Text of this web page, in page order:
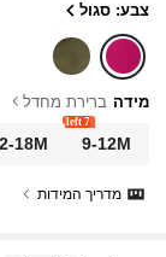
צבע: סגול
מידה ברירת מחדל
9-12M
7 left
12-18M
מדריך המידות